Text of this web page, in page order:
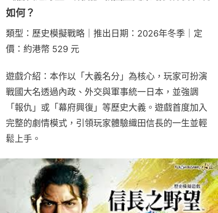
如何？
類型：歷史模擬戰略｜推出日期：2026年冬季｜定
價：約港幣 529 元
遊戲介紹：本作以「大義名分」為核心，玩家可扮演
戰國大名透過內政、外交與軍事統一日本，並強調
「報仇」或「幕府興復」等歷史大義。遊戲首度加入
完整的劇情模式，引領玩家體驗織田信長的一生並輕
鬆上手。